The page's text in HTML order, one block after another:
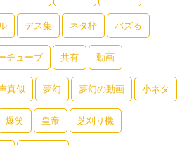
デス集 ネタ枠 バズる
チューブ 共有 動画
真似 夢幻 夢幻の動画 小ネタ
爆笑 皇帝 芝刈り機